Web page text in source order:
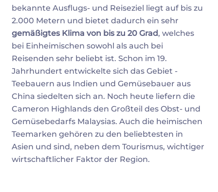
bekannte Ausflugs- und Reiseziel liegt auf bis zu
2.000 Metern und bietet dadurch ein sehr
gemäßigtes Klima von bis zu 20 Grad , welches
bei Einheimischen sowohl als auch bei
Reisenden sehr beliebt ist. Schon im 19.
Jahrhundert entwickelte sich das Gebiet -
Teebauern aus Indien und Gemüsebauer aus
China siedelten sich an. Noch heute liefern die
Cameron Highlands den Großteil des Obst- und
Gemüsebedarfs Malaysias. Auch die heimischen
Teemarken gehören zu den beliebtesten in
Asien und sind, neben dem Tourismus, wichtiger
wirtschaftlicher Faktor der Region.